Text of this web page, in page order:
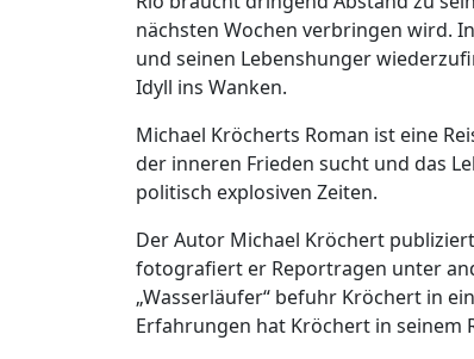
nächsten Wochen verbringen wird.
und seinen Lebenshunger
Idyll ins Wanken.
Michael Kröcherts Roman ist eine
der inneren Frieden sucht und das
politisch explosiven Zeiten.
Der Autor Michael Kröchert
fotografiert er Reportragen unter
„Wasserläufer“ befuhr Kröchert in
Erfahrungen hat Kröchert in seinem